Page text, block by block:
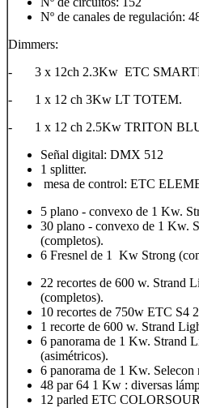
Nº de canales de regulación:
Dimmers:
- 3 x 12ch 2.3Kw ETC
- 1 x 12 ch 3Kw LT TOTEM.
- 1 x 12 ch 2.5Kw TRITON
Señal digital: DMX 512
1 splitter.
mesa de control: ETC
5 plano - convexo de 1 Kw.
30 plano - convexo de 1 Kw.
(completos).
6 Fresnel de 1 Kw Strong
22 recortes de 600 w. Strand
(completos).
10 recortes de 750w ETC S4
1 recorte de 600 w. Strand
6 panorama de 1 Kw. Strand
(asimétricos).
6 panorama de 1 Kw.
48 par 64 1 Kw : diversas
12 parled ETC